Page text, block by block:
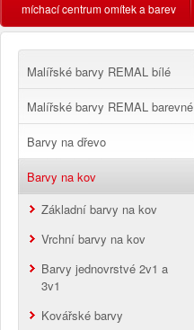
míchací centrum omítek a barev
Malířské barvy REMAL bílé
Malířské barvy REMAL barevné
Barvy na dřevo
Barvy na kov
Základní barvy na kov
Vrchní barvy na kov
Barvy jednovrstvé 2v1 a
3v1
Kovářské barvy